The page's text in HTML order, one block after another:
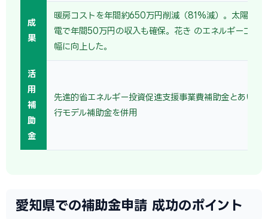
成
果
暖房コストを年間約650万円削減（81%減）。太陽光の
電で年間50万円の収入も確保。花き のエネルギーコス
幅に向上した。
活
用
補
助
金
先進的省エネルギー投資促進支援事業費補助金とあいち
行モデル補助金を併用
愛知県での補助金申請 成功のポイント